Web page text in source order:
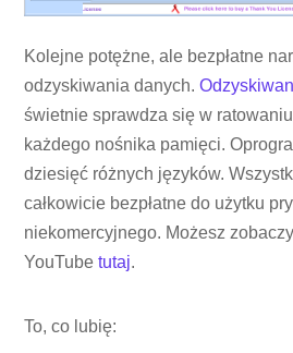
Kolejne potężne, ale bezpłatne
odzyskiwania danych.
świetnie sprawdza się w
każdego nośnika pamięci.
dziesięć różnych języków.
całkowicie bezpłatne do użytku
niekomercyjnego. Możesz
YouTubetutaj.
To, co lubię: